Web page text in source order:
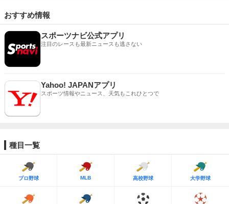
おすすめ情報
スポーツナビ公式アプリ
注目のレースも最新ニュースも逃さない
Yahoo! JAPANアプリ
スポーツ情報やニュース、天気もこれひとつで
種目一覧
プロ野球 MLB 高校野球 大学野球